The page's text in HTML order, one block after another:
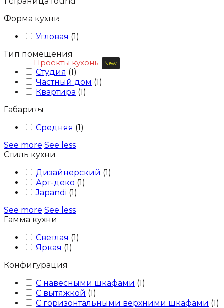
Материалы
Проекты кухонь New
Для бизнеса
Форма кухни
Угловая (1)
Тип помещения
Студия (1)
Частный дом (1)
Квартира (1)
Габариты
Средняя (1)
See more See less
Стиль кухни
Дизайнерский (1)
Арт-деко (1)
Japandi (1)
See more See less
Гамма кухни
Светлая (1)
Яркая (1)
Конфигурация
С навесными шкафами (1)
С вытяжкой (1)
С горизонтальными верхними шкафами (1)